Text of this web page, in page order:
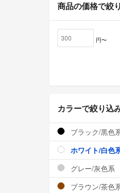
商品の価格で絞
円〜
カラーで絞り込
ブラック/黒色
ホワイト/白色
グレー/灰色系
ブラウン/茶色